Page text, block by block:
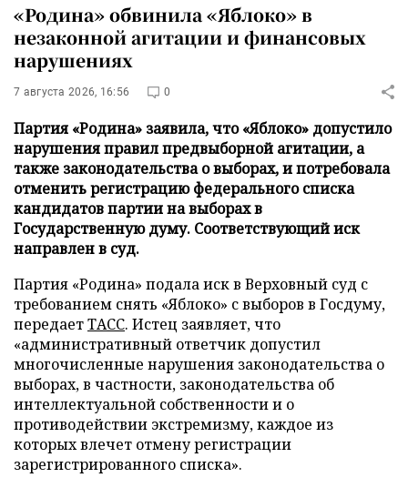
«Родина» обвинила «Яблоко» в
незаконной агитации и финансовых
нарушениях
7 августа 2026, 16:56 0
Партия «Родина» заявила, что «Яблоко» допустило
нарушения правил предвыборной агитации, а
также законодательства о выборах, и потребовала
отменить регистрацию федерального списка
кандидатов партии на выборах в
Государственную думу. Соответствующий иск
направлен в суд.
Партия «Родина» подала иск в Верховный суд с
требованием снять «Яблоко» с выборов в Госдуму,
передаетТАСС. Истец заявляет, что
«административный ответчик допустил
многочисленные нарушения законодательства о
выборах, в частности, законодательства об
интеллектуальной собственности и о
противодействии экстремизму, каждое из
которых влечет отмену регистрации
зарегистрированного списка».